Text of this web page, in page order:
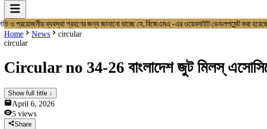
Home
About BJMA
About Us
Secretariat & Staff
Members List
News & Notices
Publications
Media Gallery
Products
Contact Us
ও প্রয়োজনীয় ব্যবস্থা গ্রহণের জন্য জানানো যাচ্ছে যে, বিজেএমএ -এর ওয়েবসাইট
Home News
circular
circular
Circular no 34-26 বাংলাদেশ জুট মিলস্
Show full title ↓
April 6, 2026
5 views
Share